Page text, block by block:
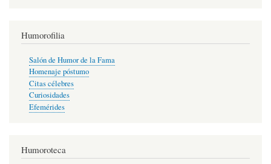
Humorofilia
Salón de Humor de la Fama
Homenaje póstumo
Citas célebres
Curiosidades
Efemérides
Humoroteca